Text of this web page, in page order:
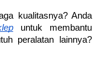
kualitasnya? Anda
untuk membantu
peralatan lainnya?